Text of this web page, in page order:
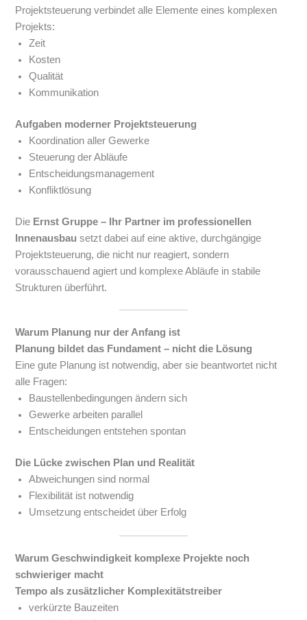
Projektsteuerung verbindet alle Elemente eines komplexen
Projekts:
Zeit
Kosten
Qualität
Kommunikation
Aufgaben moderner Projektsteuerung
Koordination aller Gewerke
Steuerung der Abläufe
Entscheidungsmanagement
Konfliktlösung
Die Ernst Gruppe – Ihr Partner im professionellen
Innenausbau setzt dabei auf eine aktive, durchgängige
Projektsteuerung, die nicht nur reagiert, sondern
vorausschauend agiert und komplexe Abläufe in stabile
Strukturen überführt.
Warum Planung nur der Anfang ist
Planung bildet das Fundament – nicht die Lösung
Eine gute Planung ist notwendig, aber sie beantwortet nicht
alle Fragen:
Baustellenbedingungen ändern sich
Gewerke arbeiten parallel
Entscheidungen entstehen spontan
Die Lücke zwischen Plan und Realität
Abweichungen sind normal
Flexibilität ist notwendig
Umsetzung entscheidet über Erfolg
Warum Geschwindigkeit komplexe Projekte noch
schwieriger macht
Tempo als zusätzlicher Komplexitätstreiber
verkürzte Bauzeiten